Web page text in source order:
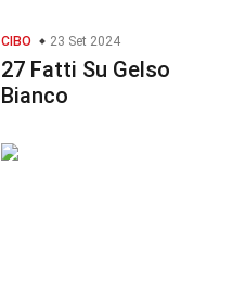
CIBO 23 Set 2024
27 Fatti Su Gelso
Bianco